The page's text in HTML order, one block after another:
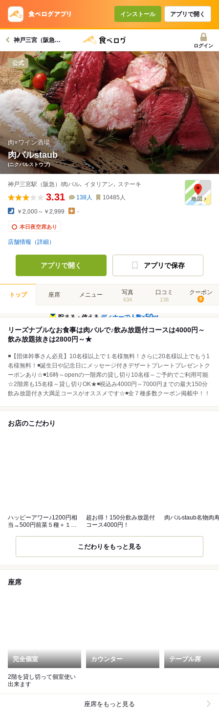
インストール アプリで開く
神戸三宮（阪急）駅グルメへ
ログイン
公式
肉×ワイン酒場
肉バルstaub
(ニクバルストウブ)
神戸三宮駅（阪急）/肉バル､ イタリアン､ ステーキ
3.31 138人 10485 人
￥2,000～￥2,999 -
本日夜空席あり
店舗情報（詳細）
アプリで開く アプリで保存
トップ 座席 メニュー 写真
634
口コミ
138
クーポン
8
貯まる・使えるディナーで人数×50pt
リーズナブルなお食事は肉バルで♪飲み放題付コースは4000円～
飲み放題抜きは2800円～★
◾【団体幹事さん必見】10名様以上で１名様無料！さらに20名様以上でもう1
名様無料！◾️誕生日や記念日にメッセージ付きデザートプレートプレゼントク
ーポンあり☆◾16時～openの一階席の貸し切り10名様～ご予約でご利用可能
☆2階席も15名様～貸し切りOK★◾税込み4000円～7000円までの最大150分
飲み放題付き大満足コースがオススメです☆◾️全７種多数クーポン掲載中！！
お店のこだわり
ハッピーアワー♪1200円相
当→500円前菜５種＋１ド
超お得！150分飲み放題付
コース4000円！
肉バルstaub名物肉
こだわりをもっと見る
座席
完全個室
2階を貸し切って個室使い
出来ます
カウンター テーブル席
座席をもっと見る
コースで使えるクーポン
戻る
クーポンを利用せず予約する